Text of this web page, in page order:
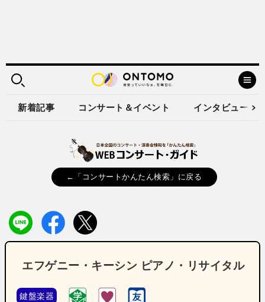
新着記事 コンサート＆イベント インタビュー
←「コンサートかんたん検索」に戻る
エフゲニー・キーシン ピアノ・リサイタル
鍵盤楽器